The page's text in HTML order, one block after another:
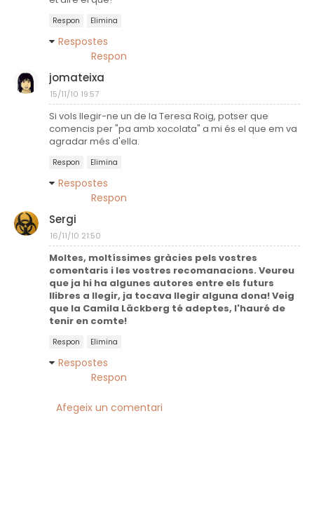
Respon Elimina
Respostes
Respon
jomateixa
15/11/10 19:57
Si vols llegir-ne un de la Teresa Roig, potser que
comencis per "pa amb xocolata" a mi és el que em va
agradar més d'ella.
Respon Elimina
Respostes
Respon
Sergi
16/11/10 21:50
Moltes, moltíssimes gràcies pels vostres
comentaris i les vostres recomanacions. Veureu
que ja hi ha algunes autores entre els futurs
llibres a llegir, ja tocava llegir alguna dona! Veig
que la Camila Läckberg té adeptes, l'hauré de
tenir en comte!
Respon Elimina
Respostes
Respon
Afegeix un comentari